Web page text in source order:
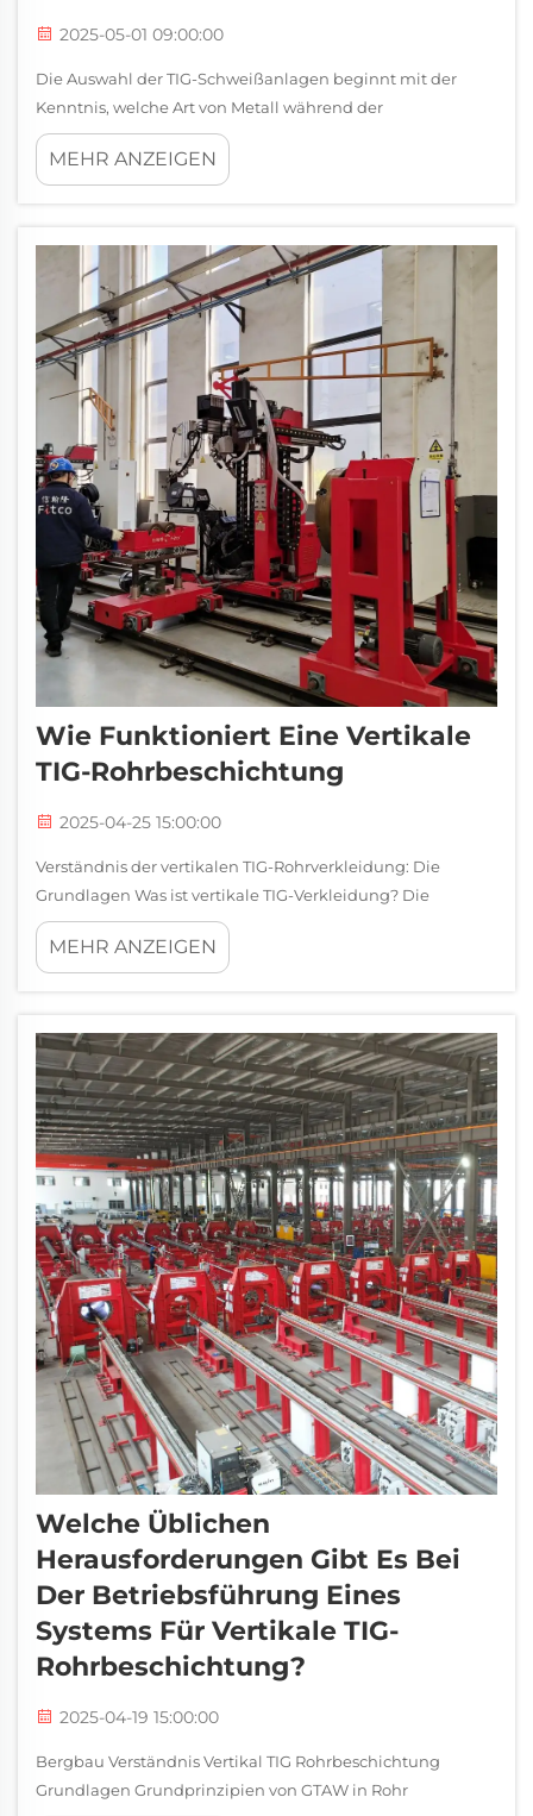
2025-05-01 09:00:00
Die Auswahl der TIG-Schweißanlagen beginnt mit der
Kenntnis, welche Art von Metall während der
Arbeitssitzungen tatsächlich auf dem Tisch sein wird.
Aluminium, Edelstahl und...
MEHR ANZEIGEN
Wie Funktioniert Eine Vertikale
TIG-Rohrbeschichtung
2025-04-25 15:00:00
Verständnis der vertikalen TIG-Rohrverkleidung: Die
Grundlagen Was ist vertikale TIG-Verkleidung? Die
vertikale TIG-Bedeckung funktioniert durch das
Hinzufügen einer Schutzschicht gegen Korrosion auf
MEHR ANZEIGEN
Welche Üblichen
Herausforderungen Gibt Es Bei
Der Betriebsführung Eines
Systems Für Vertikale TIG-
Rohrbeschichtung?
2025-04-19 15:00:00
Bergbau Verständnis Vertikal TIG Rohrbeschichtung
Grundlagen Grundprinzipien von GTAW in Rohr